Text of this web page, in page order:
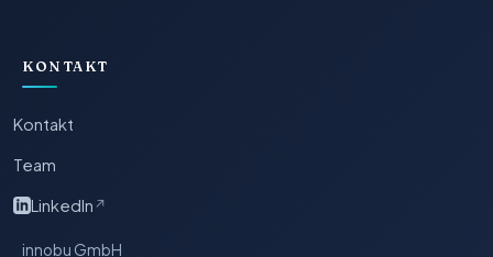
KONTAKT
Kontakt
Team
LinkedIn ↗
innobu GmbH